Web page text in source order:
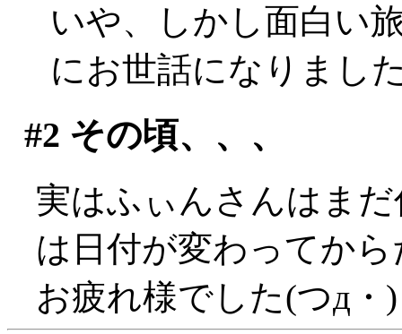
いや、しかし面白い
にお世話になりまし
#2 その頃、、、
実はふぃんさんはま
は日付が変わってか
お疲れ様でした(つд・)